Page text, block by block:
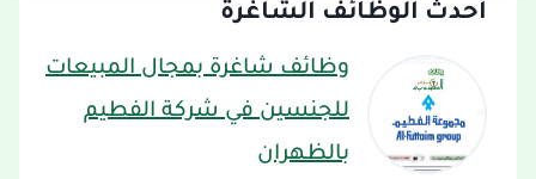
أحدث الوظائف الشاغرة
وظائف شاغرة بمجال المبيعات
للجنسين في شركة الفطيم
بالظهران